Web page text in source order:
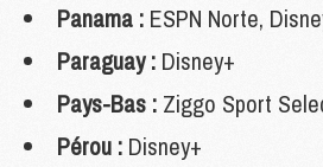
Panama : ESPN Norte,
Paraguay : Disney+
Pays-Bas : Ziggo Sport
Pérou : Disney+